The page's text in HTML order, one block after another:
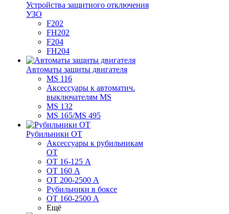
Устройства защитного отключения
УЗО
F202
FH202
F204
FH204
Автоматы защиты двигателя
MS 116
Аксессуары к автоматич.
выключателям MS
MS 132
MS 165/MS 495
Рубильники ОТ
Аксессуары к рубильникам
OT
OT 16-125 А
OT 160 А
OT 200-2500 А
Рубильники в боксе
OT 160-2500 А
Ещё